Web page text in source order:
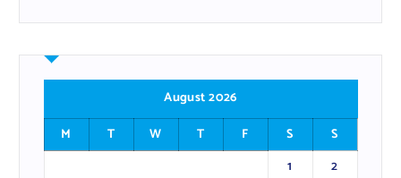
August 2026
M
T W T F S
S
1
2